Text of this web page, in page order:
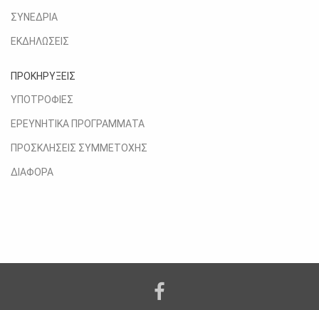
ΣΥΝΕΔΡΙΑ
ΕΚΔΗΛΩΣΕΙΣ
ΠΡΟΚΗΡΥΞΕΙΣ
ΥΠΟΤΡΟΦΙΕΣ
ΕΡΕΥΝΗΤΙΚΑ ΠΡΟΓΡΑΜΜΑΤΑ
ΠΡΟΣΚΛΗΣΕΙΣ ΣΥΜΜΕΤΟΧΗΣ
ΔΙΑΦΟΡΑ